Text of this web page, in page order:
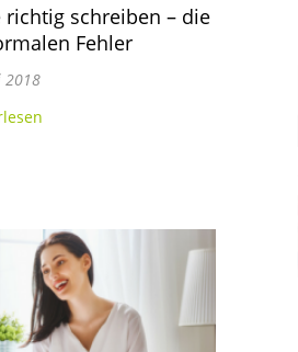
schreiben – die
Fehler
2018